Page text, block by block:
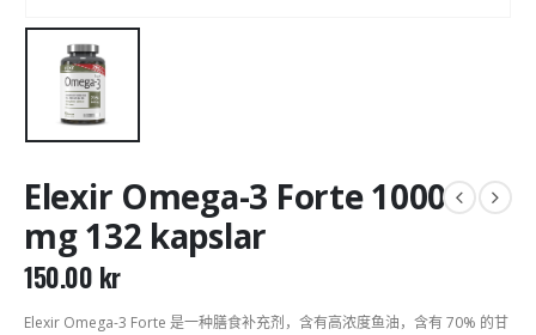
Elexir Omega-3 Forte 1000
mg 132 kapslar
150.00 kr
Elexir Omega-3 Forte 是一种膳食补充剂，含有高浓度鱼油，含有 70% 的甘